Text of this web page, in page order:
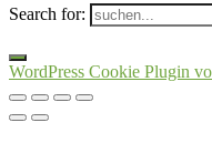
Search for:
WordPress Cookie Plugin